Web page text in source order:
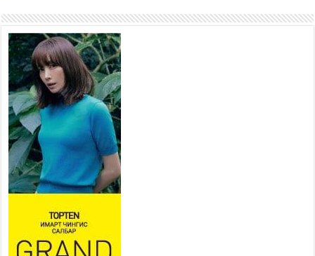
Б.Пүрэвдагва: “Урт цагаан”-ыг
залуучууд чөлөөт цагаа
өнгөрүүлдэг, жуулчид зорьж
ирдэг цэг болгоно
2026 оны 7 сар 21 / 16 цаг 47 минут
Тусгай замын автобус /BRT/
төслийн удирдах хорооны
ээлжит хуралдаан боллоо
2026 оны 7 сар 21 / 16 цаг 43 минут
Ерөнхий сайд Н.Учрал БНХАУ-аас Монгол Улсад
суугаа Элчин сайд Шэнь Миньжюанийг хүлээн
авч уулзав
2026 оны 7 сар 21 / 16 цаг 39 минут
БҮГД НАЙРАМДАХ ТАЖИКИСТАН УЛСТАЙ
ЭДИЙН ЗАСГИЙН ХАМТЫН АЖИЛЛАГААГ